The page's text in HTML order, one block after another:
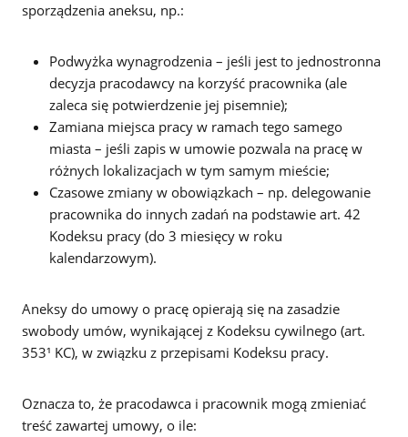
sporządzenia aneksu, np.:
Podwyżka wynagrodzenia – jeśli jest to jednostronna
decyzja pracodawcy na korzyść pracownika (ale
zaleca się potwierdzenie jej pisemnie);
Zamiana miejsca pracy w ramach tego samego
miasta – jeśli zapis w umowie pozwala na pracę w
różnych lokalizacjach w tym samym mieście;
Czasowe zmiany w obowiązkach – np. delegowanie
pracownika do innych zadań na podstawie art. 42
Kodeksu pracy (do 3 miesięcy w roku
kalendarzowym).
Aneksy do umowy o pracę opierają się na zasadzie
swobody umów, wynikającej z Kodeksu cywilnego (art.
353¹ KC), w związku z przepisami Kodeksu pracy.
Oznacza to, że pracodawca i pracownik mogą zmieniać
treść zawartej umowy, o ile: